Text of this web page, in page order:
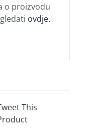
o proizvodu
ovdje.
This